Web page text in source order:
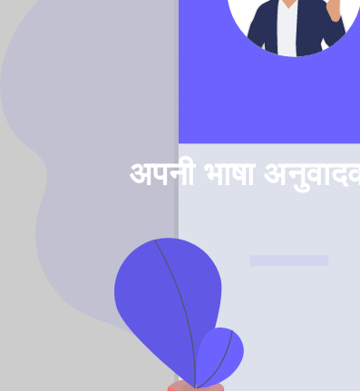
अपनी भाषा